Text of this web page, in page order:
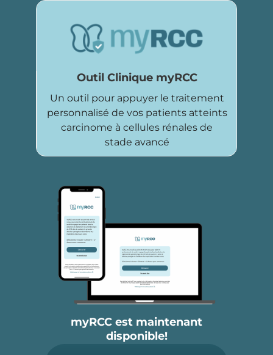
Outil Clinique myRCC
Un outil pour appuyer le traitement
personnalisé de vos patients atteints
carcinome à cellules rénales de
stade avancé
myRCC est maintenant
disponible!